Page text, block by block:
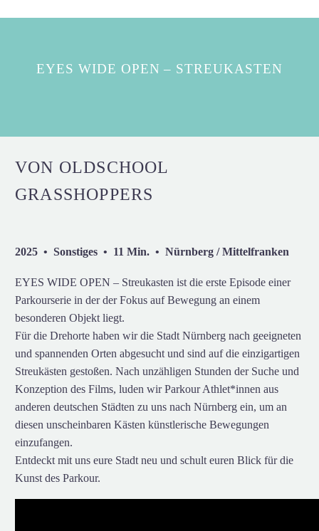
EYES WIDE OPEN – STREUKASTEN
VON OLDSCHOOL
GRASSHOPPERS
2025 • Sonstiges • 11 Min. • Nürnberg / Mittelfranken
EYES WIDE OPEN – Streukasten ist die erste Episode einer
Parkourserie in der der Fokus auf Bewegung an einem
besonderen Objekt liegt.
Für die Drehorte haben wir die Stadt Nürnberg nach geeigneten
und spannenden Orten abgesucht und sind auf die einzigartigen
Streukästen gestoßen. Nach unzähligen Stunden der Suche und
Konzeption des Films, luden wir Parkour Athlet*innen aus
anderen deutschen Städten zu uns nach Nürnberg ein, um an
diesen unscheinbaren Kästen künstlerische Bewegungen
einzufangen.
Entdeckt mit uns eure Stadt neu und schult euren Blick für die
Kunst des Parkour.